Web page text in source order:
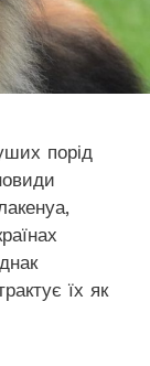
порід
їх як